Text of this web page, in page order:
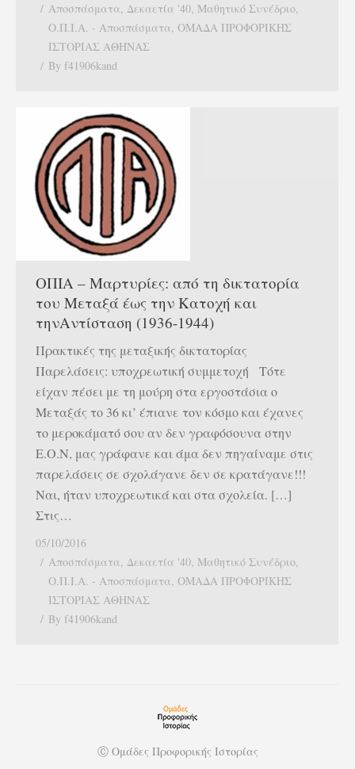
Αποσπάσματα, Δεκαετία '40, Μαθητικό Συνέδριο,
Ο.Π.Ι.Α. - Αποσπάσματα, ΟΜΑΔΑ ΠΡΟΦΟΡΙΚΗΣ
ΙΣΤΟΡΙΑΣ ΑΘΗΝΑΣ
By f41906kand
ΟΠΙΑ – Μαρτυρίες: από τη δικτατορία
του Μεταξά έως την Κατοχή και
τηνΑντίσταση (1936-1944)
Πρακτικές της μεταξικής δικτατορίας
Παρελάσεις: υποχρεωτική συμμετοχή Τότε
είχαν πέσει με τη μούρη στα εργοστάσια ο
Μεταξάς το 36 κι’ έπιανε τον κόσμο και έχανες
το μεροκάματό σου αν δεν γραφόσουνα στην
Ε.Ο.Ν, μας γράφανε και άμα δεν πηγαίναμε στις
παρελάσεις σε σχολάγανε δεν σε κρατάγανε!!!
Ναι, ήταν υποχρεωτικά και στα σχολεία. […]
Στις…
05/10/2016
Αποσπάσματα, Δεκαετία '40, Μαθητικό Συνέδριο,
Ο.Π.Ι.Α. - Αποσπάσματα, ΟΜΑΔΑ ΠΡΟΦΟΡΙΚΗΣ
ΙΣΤΟΡΙΑΣ ΑΘΗΝΑΣ
By f41906kand
Ⓒ Ομάδες Προφορικής Ιστορίας